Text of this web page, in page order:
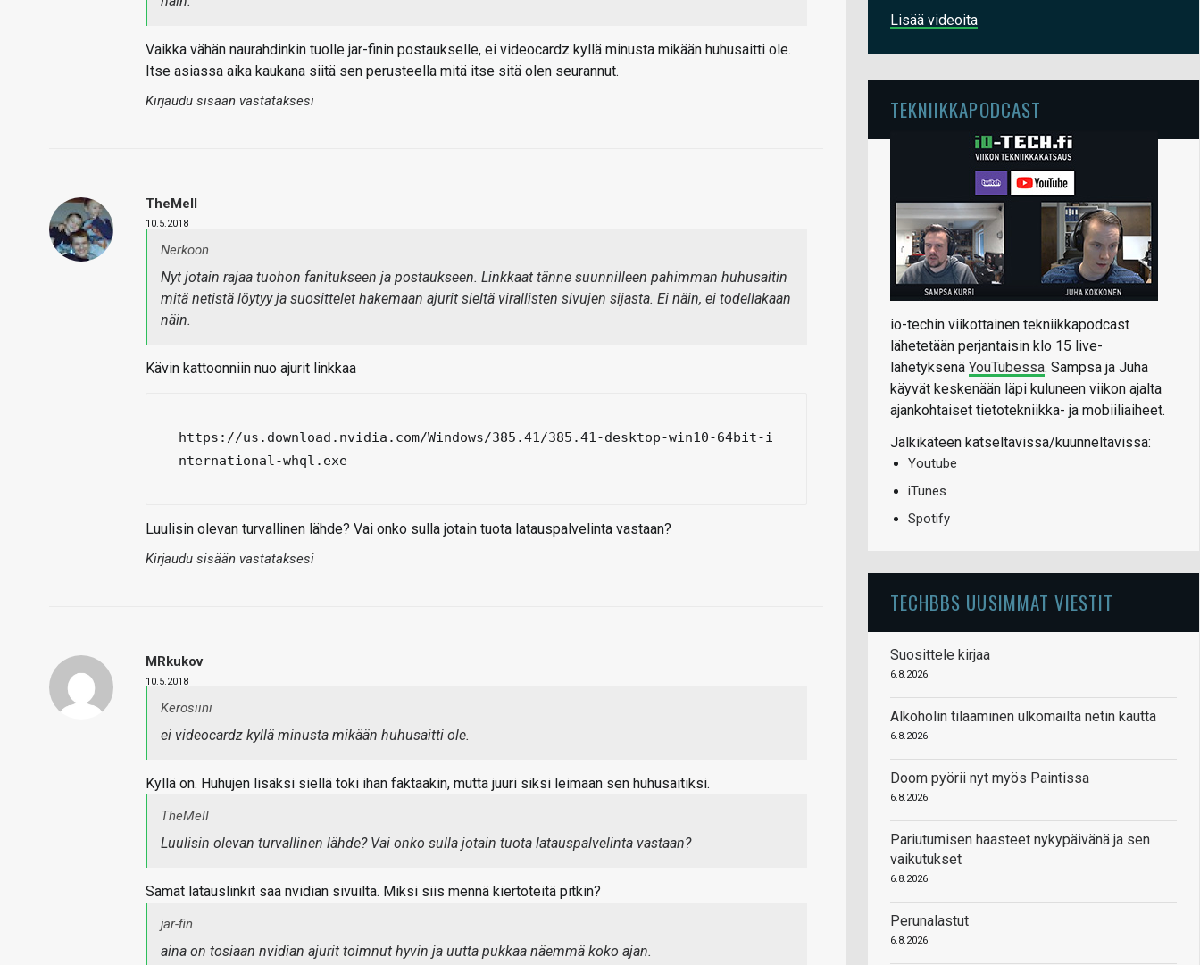
Vaikka vähän naurahdinkin tuolle jar-finin postaukselle, ei videocardz kyllä minusta mikään huhusaitti ole.
Itse asiassa aika kaukana siitä sen perusteella mitä itse sitä olen seurannut.
Kirjaudu sisään vastataksesi
TheMeII
10.5.2018
Nerkoon
Nyt jotain rajaa tuohon fanitukseen ja postaukseen. Linkkaat tänne suunnilleen pahimman huhusaitin
mitä netistä löytyy ja suosittelet hakemaan ajurit sieltä virallisten sivujen sijasta. Ei näin, ei todellakaan
näin.
Kävin kattoonniin nuo ajurit linkkaa
https://us.download.nvidia.com/Windows/385.41/385.41-desktop-win10-64bit-i
nternational-whql.exe
Luulisin olevan turvallinen lähde? Vai onko sulla jotain tuota latauspalvelinta vastaan?
Kirjaudu sisään vastataksesi
MRkukov
10.5.2018
Kerosiini
ei videocardz kyllä minusta mikään huhusaitti ole.
Kyllä on. Huhujen lisäksi siellä toki ihan faktaakin, mutta juuri siksi leimaan sen huhusaitiksi.
TheMeII
Luulisin olevan turvallinen lähde? Vai onko sulla jotain tuota latauspalvelinta vastaan?
Samat latauslinkit saa nvidian sivuilta. Miksi siis mennä kiertoteitä pitkin?
jar-fin
aina on tosiaan nvidian ajurit toimnut hyvin ja uutta pukkaa näemmä koko ajan.
Lisää videoita
TEKNIIKKAPODCAST
io-techin viikottainen tekniikkapodcast
lähetetään perjantaisin klo 15 live-
lähetyksenä YouTubessa. Sampsa ja Juha
käyvät keskenään läpi kuluneen viikon ajalta
ajankohtaiset tietotekniikka- ja mobiiliaiheet.
Jälkikäteen katseltavissa/kuunneltavissa:
Youtube
iTunes
Spotify
TECHBBS UUSIMMAT VIESTIT
Suosittele kirjaa
6.8.2026
Alkoholin tilaaminen ulkomailta netin kautta
6.8.2026
Doom pyörii nyt myös Paintissa
6.8.2026
Pariutumisen haasteet nykypäivänä ja sen
vaikutukset
6.8.2026
Perunalastut
6.8.2026